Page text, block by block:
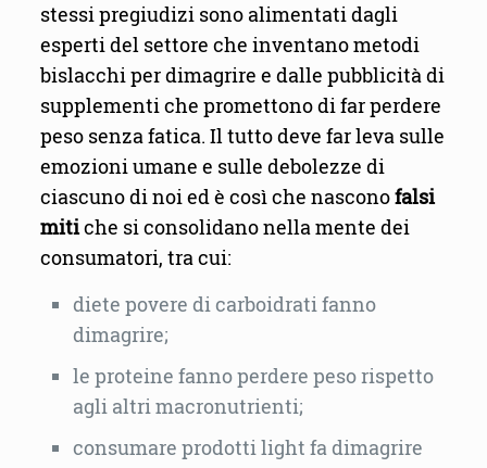
stessi pregiudizi sono alimentati dagli
esperti del settore che inventano metodi
bislacchi per dimagrire e dalle pubblicità di
supplementi che promettono di far perdere
peso senza fatica. Il tutto deve far leva sulle
emozioni umane e sulle debolezze di
ciascuno di noi ed è così che nasconofalsi
mitiche si consolidano nella mente dei
consumatori, tra cui:
diete povere di carboidrati fanno
dimagrire;
le proteine fanno perdere peso rispetto
agli altri macronutrienti;
consumare prodotti light fa dimagrire